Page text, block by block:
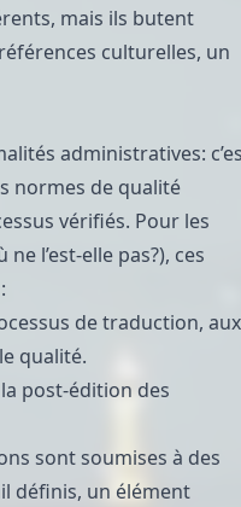
mais ils butent
culturelles, un
administratives:
normes de qualité
vérifiés. Pour les
l’est-elle pas?), ces
de traduction, aux
qualité.
post-édition des
sont soumises à des
définis, un élément